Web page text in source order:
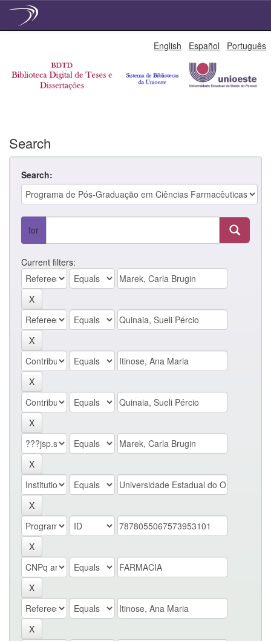
English Español Português
Search
Search:
for
Current filters: